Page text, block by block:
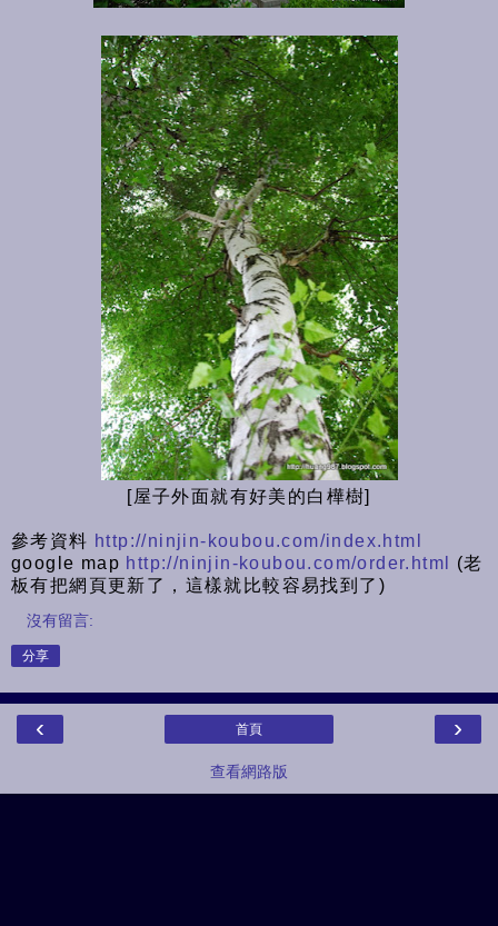
[屋子外面就有好美的白樺樹]
參考資料 http://ninjin-koubou.com/index.html
google map http://ninjin-koubou.com/order.html
(老
板有把網頁更新了，這樣就比較容易找到了)
沒有留言:
分享
‹ ›
首頁
查看網路版